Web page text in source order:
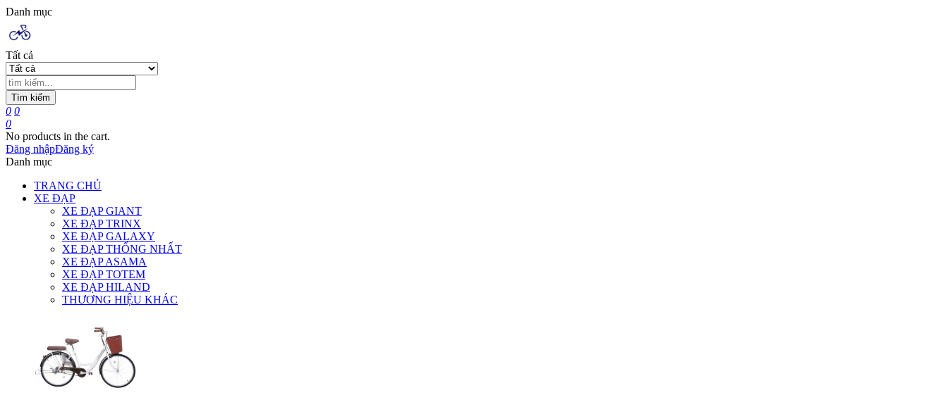
Danh mục
Tất cả
Tìm kiếm
0 0
0
No products in the cart.
Đăng nhậpĐăng ký
Danh mục
TRANG CHỦ
XE ĐẠP
XE ĐẠP GIANT
XE ĐẠP TRINX
XE ĐẠP GALAXY
XE ĐẠP THỐNG NHẤT
XE ĐẠP ASAMA
XE ĐẠP TOTEM
XE ĐẠP HILAND
THƯƠNG HIỆU KHÁC